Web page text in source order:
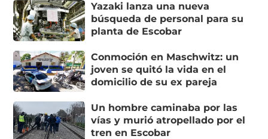
Yazaki lanza una nueva
búsqueda de personal para su
planta de Escobar
Conmoción en Maschwitz: un
joven se quitó la vida en el
domicilio de su ex pareja
Un hombre caminaba por las
vías y murió atropellado por el
tren en Escobar